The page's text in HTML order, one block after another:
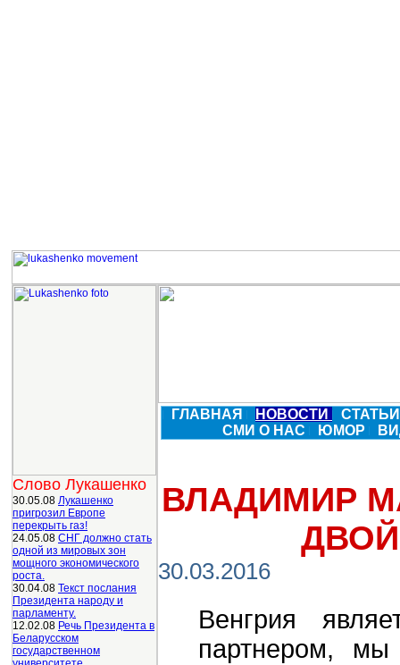
Слово Лукашенко
30.05.08 Лукашенко
пригрозил Европе
перекрыть газ!
24.05.08 СНГ должно стать
одной из мировых зон
мощного экономического
роста.
30.04.08 Текст послания
Президента народу и
парламенту.
12.02.08 Речь Президента в
Беларусском
государственном
ГЛАВНАЯ НОВОСТИ
СМИ О НАС
ЮМОР
ВЛАДИМИР
30.03.2016
Венгрия
партнером,